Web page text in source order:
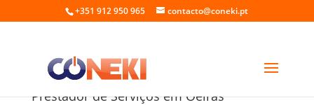
+351 912 950 965 contacto@coneki.pt
Agência de marketing digital para
Prestador de Serviços em Oeiras